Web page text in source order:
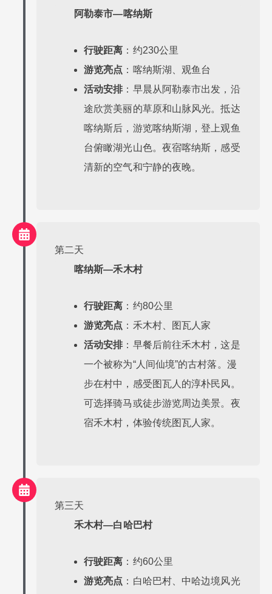
阿勒泰市—喀纳斯
行驶距离 ：约230公里
游览亮点 ：喀纳斯湖、观鱼台
活动安排：早晨从阿勒泰市出发，沿
途欣赏美丽的草原和山脉风光。抵达
喀纳斯后，游览喀纳斯湖，登上观鱼
台俯瞰湖光山色。夜宿喀纳斯，感受
清新的空气和宁静的夜晚。
第二天
喀纳斯—禾木村
行驶距离 ：约80公里
游览亮点 ：禾木村、图瓦人家
活动安排：早餐后前往禾木村，这是
一个被称为“人间仙境”的古村落。漫
步在村中，感受图瓦人的淳朴民风。
可选择骑马或徒步游览周边美景。夜
宿禾木村，体验传统图瓦人家。
第三天
禾木村—白哈巴村
行驶距离 ：约60公里
游览亮点 ：白哈巴村、中哈边境风光